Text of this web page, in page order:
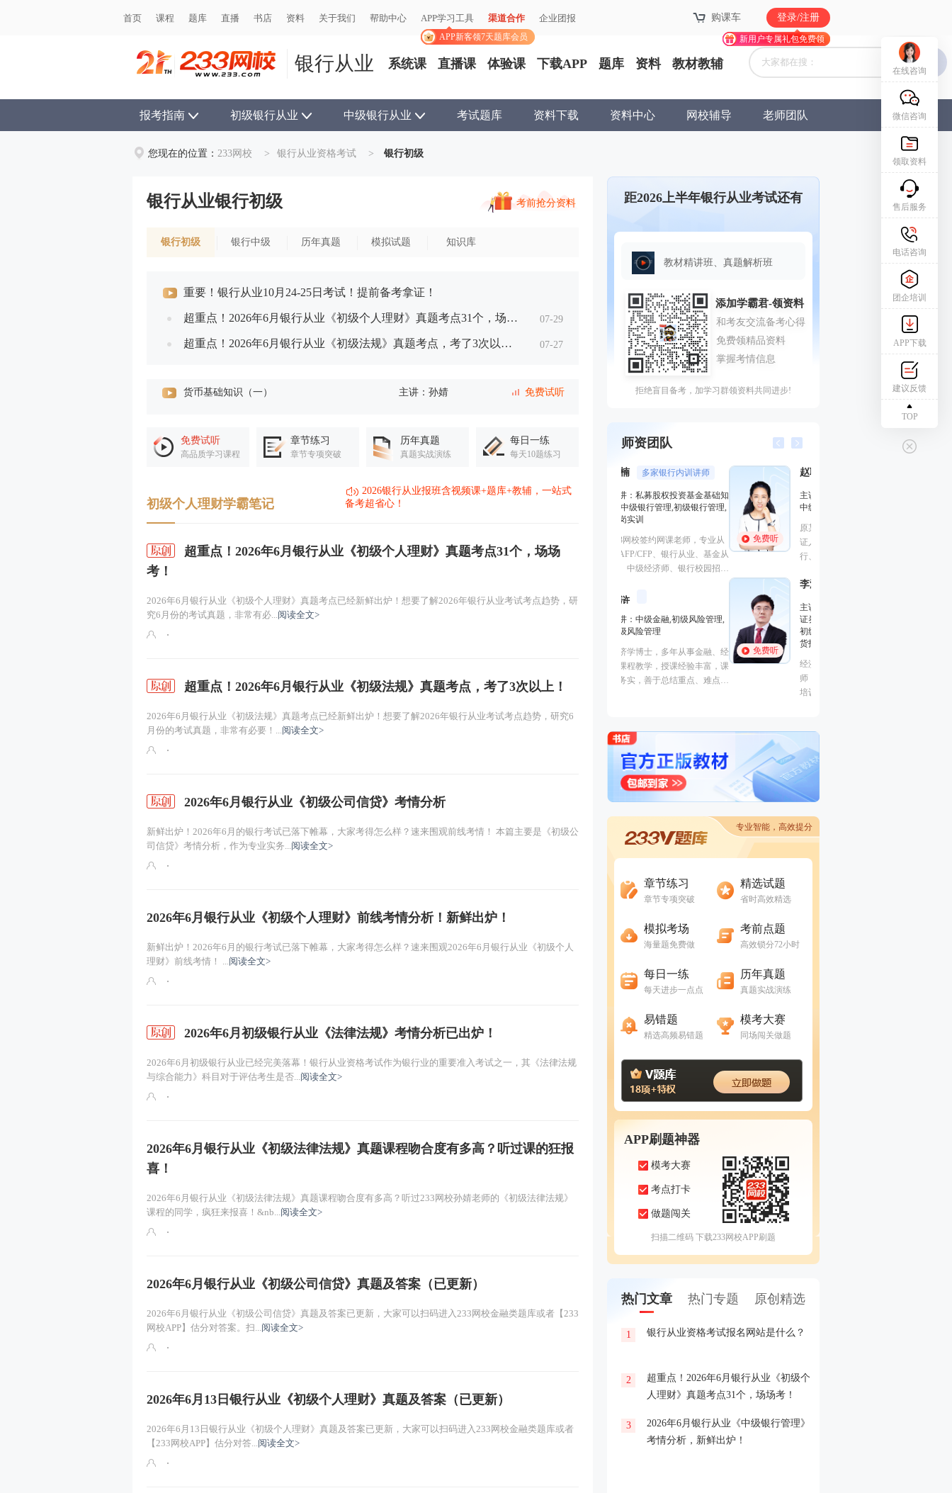
首页 课程 题库 直播 书店 资料 关于我们 帮助中心 APP学习工具
APP新客领7天题库会员
渠道合作 企业团报 购课车 登录/注册
新用户专属礼包免费领
首页 课程 题库 直播 书店 资料 关于我们 帮助中心 APP学习工具
APP新客领7天题库会员
渠道合作 企业团报 购课车 登录/注册
新用户专属礼包免费领
银行从业 系统课 直播课 体验课 下载APP 题库 资料 教材教辅
报考指南 初级银行从业 中级银行从业 考试题库 资料下载 资料中心 网校辅导 老师团队
您现在的位置： 233网校 > 银行从业资格考试 > 银行初级
银行从业银行初级 考前抢分资料
银行初级 银行中级 历年真题 模拟试题 知识库
重要！银行从业10月24-25日考试！提前备考拿证！
超重点！2026年6月银行从业《初级个人理财》真题考点31个，场场
考！
07-29
超重点！2026年6月银行从业《初级法规》真题考点，考了3次以 07-27
金融市场概述（一） 主讲：孙婧 免费试听
个人贷款业务 主讲：孙婧
项目导学1
宏观经济分析（一） 主讲：孙婧 免费试听
货币基础知识（一） 主讲：孙婧 免费试听
免费试听
高品质学习课程
章节练习
章节专项突破
历年真题
真题实战演练
每日一练
每天10题练习
初级个人理财学霸笔记
2026银行从业报班含视频课+题库+教辅，一站式
备考超省心！
考！
2026年6月银行从业《初级个人理财》真题考点已经新鲜出炉！想要了解2026年银行从业考试考点趋势，研
究6月份的考试真题，非常有必...阅读全文>
超重点！2026年6月银行从业《初级法规》真题考点，考了3次以上！
2026年6月银行从业《初级法规》真题考点已经新鲜出炉！想要了解2026年银行从业考试考点趋势，研究6
月份的考试真题，非常有必要！...阅读全文>
2026年6月银行从业《初级公司信贷》考情分析
新鲜出炉！2026年6月的银行考试已落下帷幕，大家考得怎么样？速来围观前线考情！ 本篇主要是《初级公
司信贷》考情分析，作为专业实务...阅读全文>
2026年6月银行从业《初级个人理财》前线考情分析！新鲜出炉！
新鲜出炉！2026年6月的银行考试已落下帷幕，大家考得怎么样？速来围观2026年6月银行从业《初级个人
理财》前线考情！ ...阅读全文>
2026年6月初级银行从业《法律法规》考情分析已出炉！
2026年6月初级银行从业已经完美落幕！银行从业资格考试作为银行业的重要准入考试之一，其《法律法规
与综合能力》科目对于评估考生是否...阅读全文>
2026年6月银行从业《初级法律法规》真题课程吻合度有多高？听过课的狂报
喜！
2026年6月银行从业《初级法律法规》真题课程吻合度有多高？听过233网校孙婧老师的《初级法律法规》
课程的同学，疯狂来报喜！&nb...阅读全文>
2026年6月银行从业《初级公司信贷》真题及答案（已更新）
2026年6月银行从业《初级公司信贷》真题及答案已更新，大家可以扫码进入233网校金融类题库或者【233
网校APP】估分对答案。扫...阅读全文>
2026年6月13日银行从业《初级个人理财》真题及答案（已更新）
2026年6月13日银行从业《初级个人理财》真题及答案已更新，大家可以扫码进入233网校金融类题库或者
【233网校APP】估分对答...阅读全文>
距2026上半年银行从业考试还有
教材精讲班、真题解析班
拒绝盲目备考，加学习群领资料共同进步!
师资团队
免费听
赵聪 AFP持证人，经济师
主讲：证券投资基金基础知识,
中级个人理财
原某985高校金融讲师，CFP持
证人, 中国工商银行、中信银
行、中国人寿保险公司、中泰证
券、中国邮政集团等多家机构特
免费听
金融培训高级讲师
主讲：证券投资顾问业务,发布
证券研究报告业务(证券分析师),
初级个人贷款,中级个人贷款,期
经济学硕士、金融培训高级讲
师，李泽瑞老师从事金融类考证
学员称被讲课耽误的“德云社”编
专业智能，高效提分
章节练习
章节专项突破
精选试题
省时高效精选
模拟考场
海量题免费做
考前点题
高效锁分72小时
每日一练
每天进步一点点
历年真题
真题实战演练
易错题
精选高频易错题
模考大赛
同场闯关做题
APP刷题神器
模考大赛
考点打卡
做题闯关
扫描二维码 下载233网校APP刷题
热门文章 热门专题 原创精选
1 银行从业资格考试报名网站是什么？
2
超重点！2026年6月银行从业《初级个
人理财》真题考点31个，场场考！
3
2026年6月银行从业《中级银行管理》
考情分析，新鲜出炉！
在线咨询
微信咨询
领取资料
售后服务
电话咨询
团企培训
APP下载
建议反馈
TOP